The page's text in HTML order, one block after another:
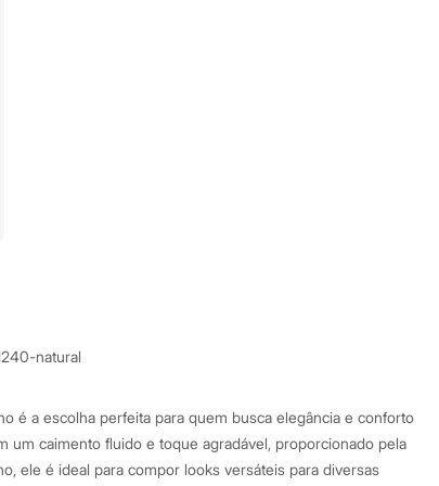
natural
é a escolha perfeita para quem busca elegância e conforto
um caimento fluido e toque agradável, proporcionado pela
ele é ideal para compor looks versáteis para diversas